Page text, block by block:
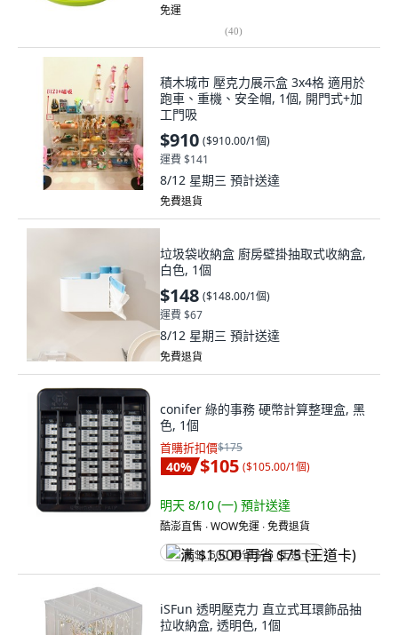
免運
(40)
積木城市 壓克力展示盒 3x4格 適用於
跑車、重機、安全帽, 1個, 開門式+加
工門吸
$910 ($910.00/1個)
運費 $141
8/12 星期三 預計送達
免費退貨
垃圾袋收納盒 廚房壁掛抽取式收納盒,
白色, 1個
$148 ($148.00/1個)
運費 $67
8/12 星期三 預計送達
免費退貨
conifer 綠的事務 硬幣計算整理盒, 黑
色, 1個
首購折扣價$175
40% $105 ($105.00/1個)
明天 8/10 (一) 預計送達
酷澎直售 ∙ WOW免運 ∙ 免費退貨
满 $1,500 再省 $75 (王道卡)
iSFun 透明壓克力 直立式耳環飾品抽
拉收納盒, 透明色, 1個